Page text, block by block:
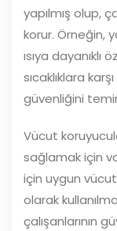
yapılmış olup,
korur. Örneğin,
ısıya dayanıklı
sıcaklıklara
güvenliğini
Vücut
sağlamak için
için uygun
olarak
çalışanlarının